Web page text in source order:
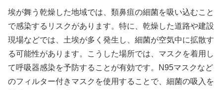
埃が舞う乾燥した地域では、類鼻疽の細菌を吸い込むこと
で感染するリスクがあります。特に、乾燥した道路や建設
現場などでは、土埃が多く発生し、細菌が空気中に拡散す
る可能性があります。こうした場所では、マスクを着用し
て呼吸器感染を予防することが有効です。N95マスクなど
のフィルター付きマスクを使用することで、細菌の吸入を